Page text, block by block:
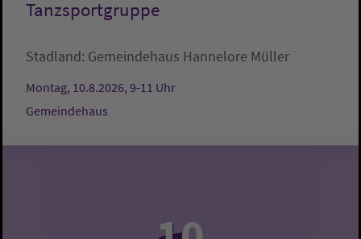
Tanzsportgruppe
Stadland: Gemeindehaus Hannelore Müller
Montag, 10.8.2026, 9-11 Uhr
Gemeindehaus